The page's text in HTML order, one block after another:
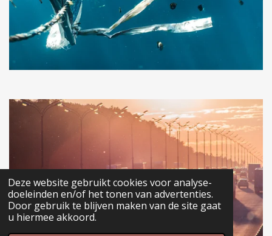
Deze website gebruikt cookies voor analyse-
doeleinden en/of het tonen van advertenties.
Door gebruik te blijven maken van de site gaat
u hiermee akkoord.